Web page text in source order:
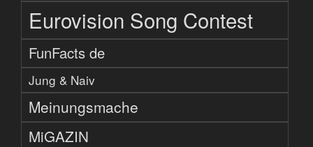
Eurovision Song Contest
FunFacts de
Jung & Naiv
Meinungsmache
MiGAZIN